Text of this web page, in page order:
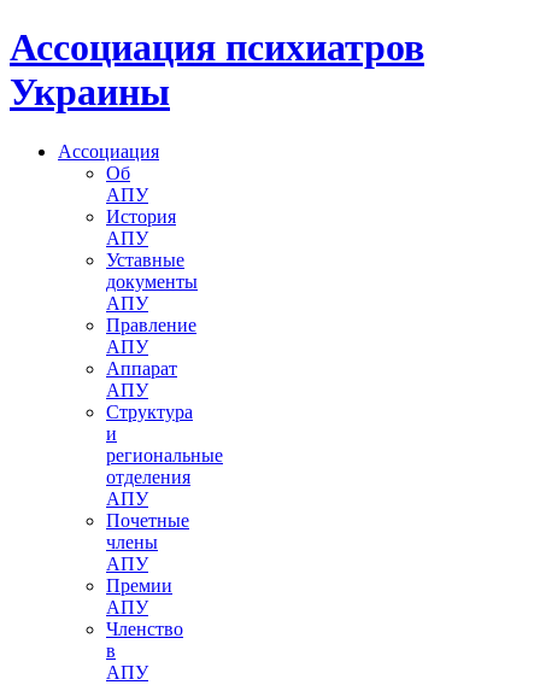
Ассоциация психиатров
Украины
Ассоциация
Об
АПУ
История
АПУ
Уставные
документы
АПУ
Правление
АПУ
Аппарат
АПУ
Структура
и
региональные
отделения
АПУ
Почетные
члены
АПУ
Премии
АПУ
Членство
в
АПУ